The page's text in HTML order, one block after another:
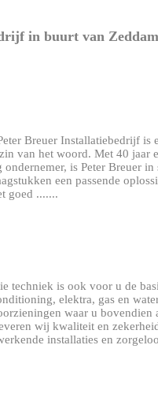
in buurt van Zeddam
Breuer Installatiebedrijf is
van het woord. Met 40 jaar
is Peter Breuer in
een passende
goed .......
techniek is ook voor u de
elektra, gas en
waar u bovendien
wij kwaliteit en
installaties en